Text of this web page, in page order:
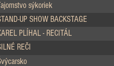
Tajomstvo sýkoriek
UP SHOW BACKSTAGE
PLÍHAL - RECITÁL
REČI